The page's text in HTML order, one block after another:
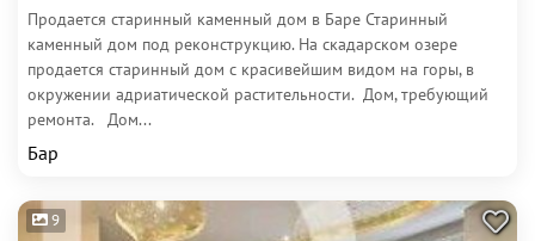
Продается старинный каменный дом в Баре Старинный
каменный дом под реконструкцию. На скадарском озере
продается старинный дом с красивейшим видом на горы, в
окружении адриатической растительности. Дом, требующий
ремонта. Дом...
Бар
9